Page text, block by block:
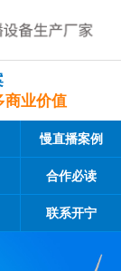
商业价值
慢直播案例
合作必读
联系开宁